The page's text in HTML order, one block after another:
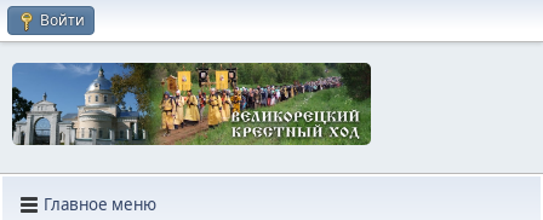
Войти
Главное меню